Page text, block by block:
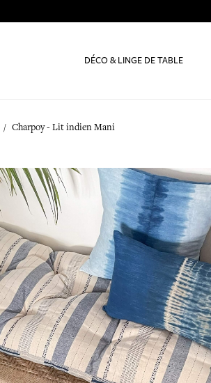
DÉCO & LINGE DE TABLE
Charpoy - Lit indien Mani